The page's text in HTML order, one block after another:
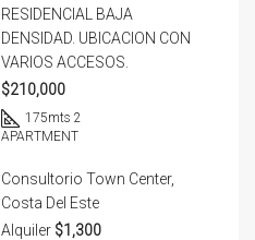
RESIDENCIAL BAJA
DENSIDAD. UBICACION CON
VARIOS ACCESOS.
$210,000
175mts 2
APARTMENT
Consultorio Town Center,
Costa Del Este
Alquiler $1,300